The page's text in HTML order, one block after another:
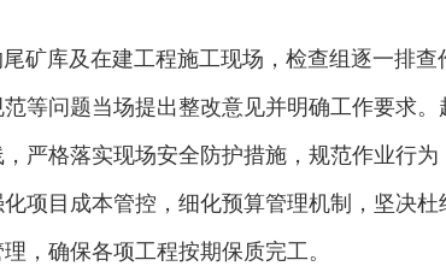
库及在建工程施工现场，检查组逐一排查
等问题当场提出整改意见并明确工作要求
严格落实现场安全防护措施，规范作业行
化项目成本管控，细化预算管理机制，坚决
，确保各项工程按期保质完工。